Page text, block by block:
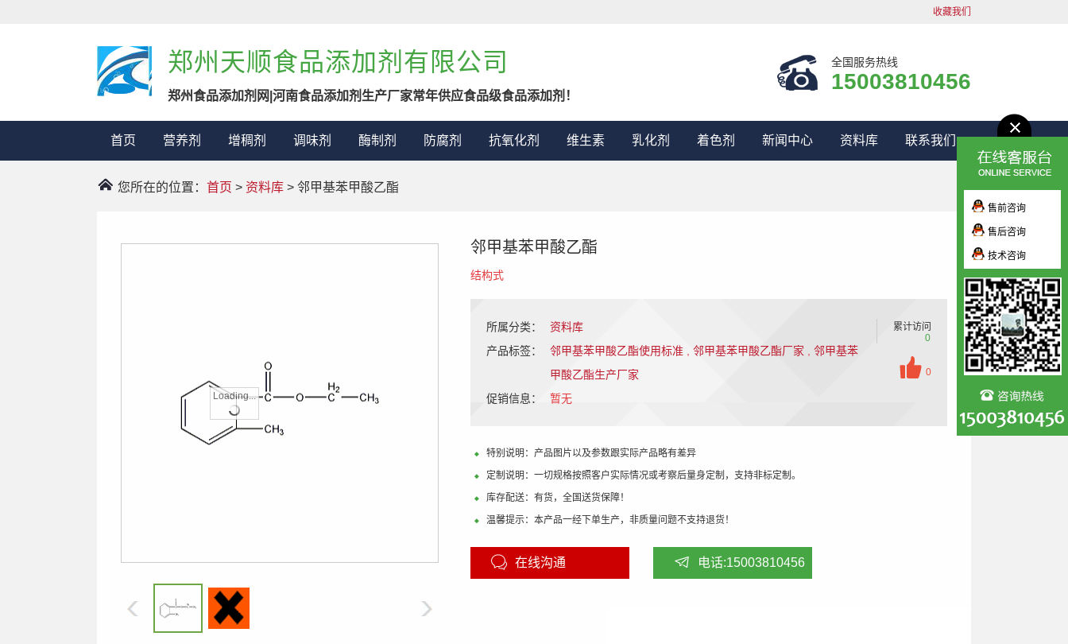
收藏我们
郑州天顺食品添加剂有限公司
郑州食品添加剂网|河南食品添加剂生产厂家常年供应食品级食品添加剂！
全国服务热线
15003810456
首页 营养剂 增稠剂 调味剂 酶制剂 防腐剂 抗氧化剂 维生素 乳化剂 着色剂 新闻中心 资料库 联系我们
您所在的位置： 首页 > 资料库 > 邻甲基苯甲酸乙酯
Loading...
邻甲基苯甲酸乙酯
结构式
所属分类：
资料库
产品标签：
邻甲基苯甲酸乙酯使用标准 邻甲基苯甲酸乙酯厂家
邻甲基苯
甲酸乙酯生产厂家
促销信息：
暂无
累计访问
0
0
特别说明：产品图片以及参数跟实际产品略有差异
定制说明：一切规格按照客户实际情况或考察后量身定制，支持非标定制。
库存配送：有货，全国送货保障！
温馨提示：本产品一经下单生产，非质量问题不支持退货！
在线沟通 电话:15003810456
售前咨询
售后咨询
技术咨询